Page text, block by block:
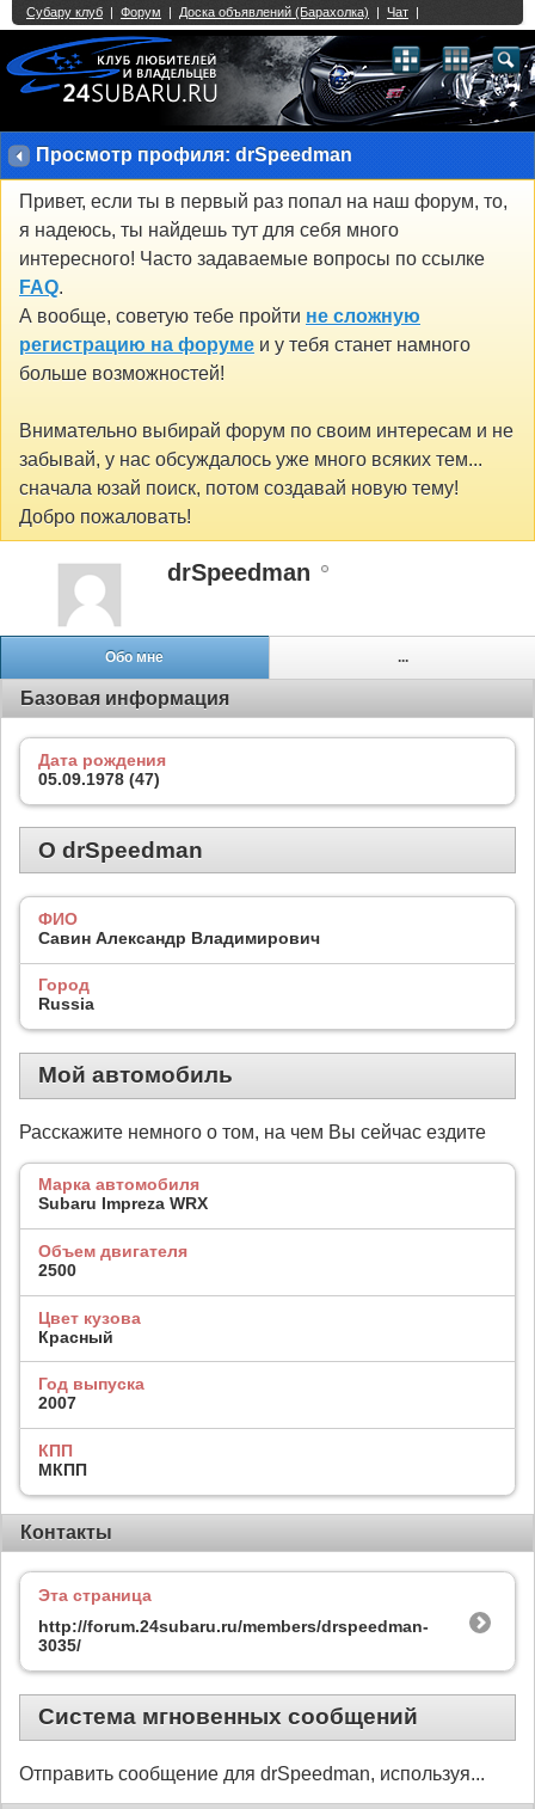
Просмотр профиля: drSpeedman
Привет, если ты в первый раз попал на наш форум, то,
я надеюсь, ты найдешь тут для себя много
интересного! Часто задаваемые вопросы по ссылке
FAQ.
А вообще, советую тебе пройти не сложную
регистрацию на форуме и у тебя станет намного
больше возможностей!
Внимательно выбирай форум по своим интересам и не
забывай, у нас обсуждалось уже много всяких тем...
сначала юзай поиск, потом создавай новую тему!
Добро пожаловать!
drSpeedman
Обо мне ...
Базовая информация
Дата рождения
05.09.1978 (47)
О drSpeedman
ФИО
Савин Александр Владимирович
Город
Russia
Мой автомобиль
Расскажите немного о том, на чем Вы сейчас ездите
Марка автомобиля
Subaru Impreza WRX
Объем двигателя
2500
Цвет кузова
Красный
Год выпуска
2007
КПП
МКПП
Контакты
Эта страница
http://forum.24subaru.ru/members/drspeedman-
3035/
Система мгновенных сообщений
Отправить сообщение для drSpeedman, используя...
Single Sign On provided byvBSSO
2 3 4 5 6 7 8 9 10 11 12 13 14 15 16 17 18 21 22 23 24 25 26
27 28 29 30 31 32 33 34 35 36 37 38 39 40 41 42 43